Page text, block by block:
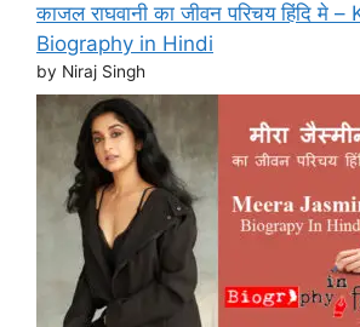
काजल राघवानी का जीवन परिचय हिंदि मे
Biography in Hindi
by Niraj Singh